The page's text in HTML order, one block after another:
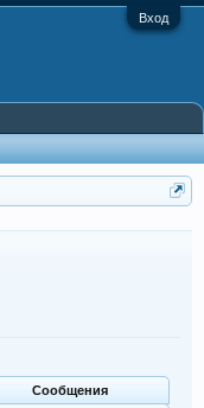
Вход
Сообщения